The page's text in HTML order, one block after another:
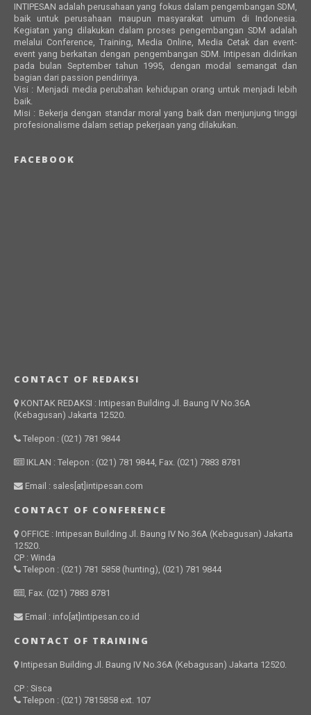
INTIPESAN adalah perusahaan yang fokus dalam pengembangan SDM,
baik untuk perusahaan maupun masyarakat umum di Indonesia.
Kegiatan yang dilakukan dalam proses pengembangan SDM adalah
melalui Conference, Training, Media Online, Media Cetak dan event-
event yang berkaitan dengan pengembangan SDM. Intipesan didirikan
pada bulan September tahun 1995, dengan modal semangat dan
bagian dari passion pendirinya.
Visi : Menjadi media perubahan kehidupan orang untuk menjadi lebih
baik.
Misi : Bekerja dengan standar moral yang baik dan menjunjung tinggi
profesionalisme dalam setiap pekerjaan yang dilakukan.
FACEBOOK
CONTACT OF REDAKSI
KONTAK REDAKSI : Intipesan Building Jl. Baung IV No.36A
(Kebagusan) Jakarta 12520.
Telepon : (021) 781 9844
IKLAN : Telepon : (021) 781 9844, Fax. (021) 7883 8781
Email : sales[at]intipesan.com
CONTACT OF CONFERENCE
OFFICE : Intipesan Building Jl. Baung IV No.36A (Kebagusan) Jakarta
12520.
CP : Winda
Telepon : (021) 781 5858 (hunting), (021) 781 9844
, Fax. (021) 7883 8781
Email : info[at]intipesan.co.id
CONTACT OF TRAINING
Intipesan Building Jl. Baung IV No.36A (Kebagusan) Jakarta 12520.
CP : Sisca
Telepon : (021) 7815858 ext. 107